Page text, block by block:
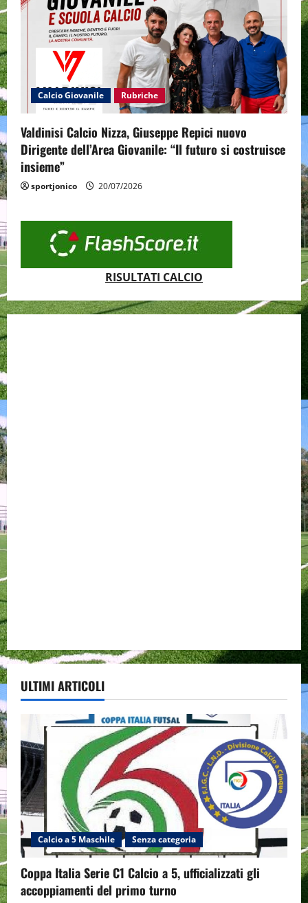
Calcio Giovanile Rubriche
Valdinisi Calcio Nizza, Giuseppe Repici nuovo
Dirigente dell’Area Giovanile: “Il futuro si costruisce
insieme”
sportjonico 20/07/2026
RISULTATI CALCIO
ULTIMI ARTICOLI
Calcio a 5 Maschile Senza categoria
Coppa Italia Serie C1 Calcio a 5, ufficializzati gli
accoppiamenti del primo turno